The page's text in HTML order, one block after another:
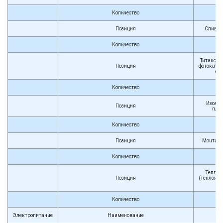
Количество
Позиция
Количество
Позиция
Титано-
Количество
Позиция
Количество
Позиция
Количество
Позиция
Количество
Электропитание Наименование